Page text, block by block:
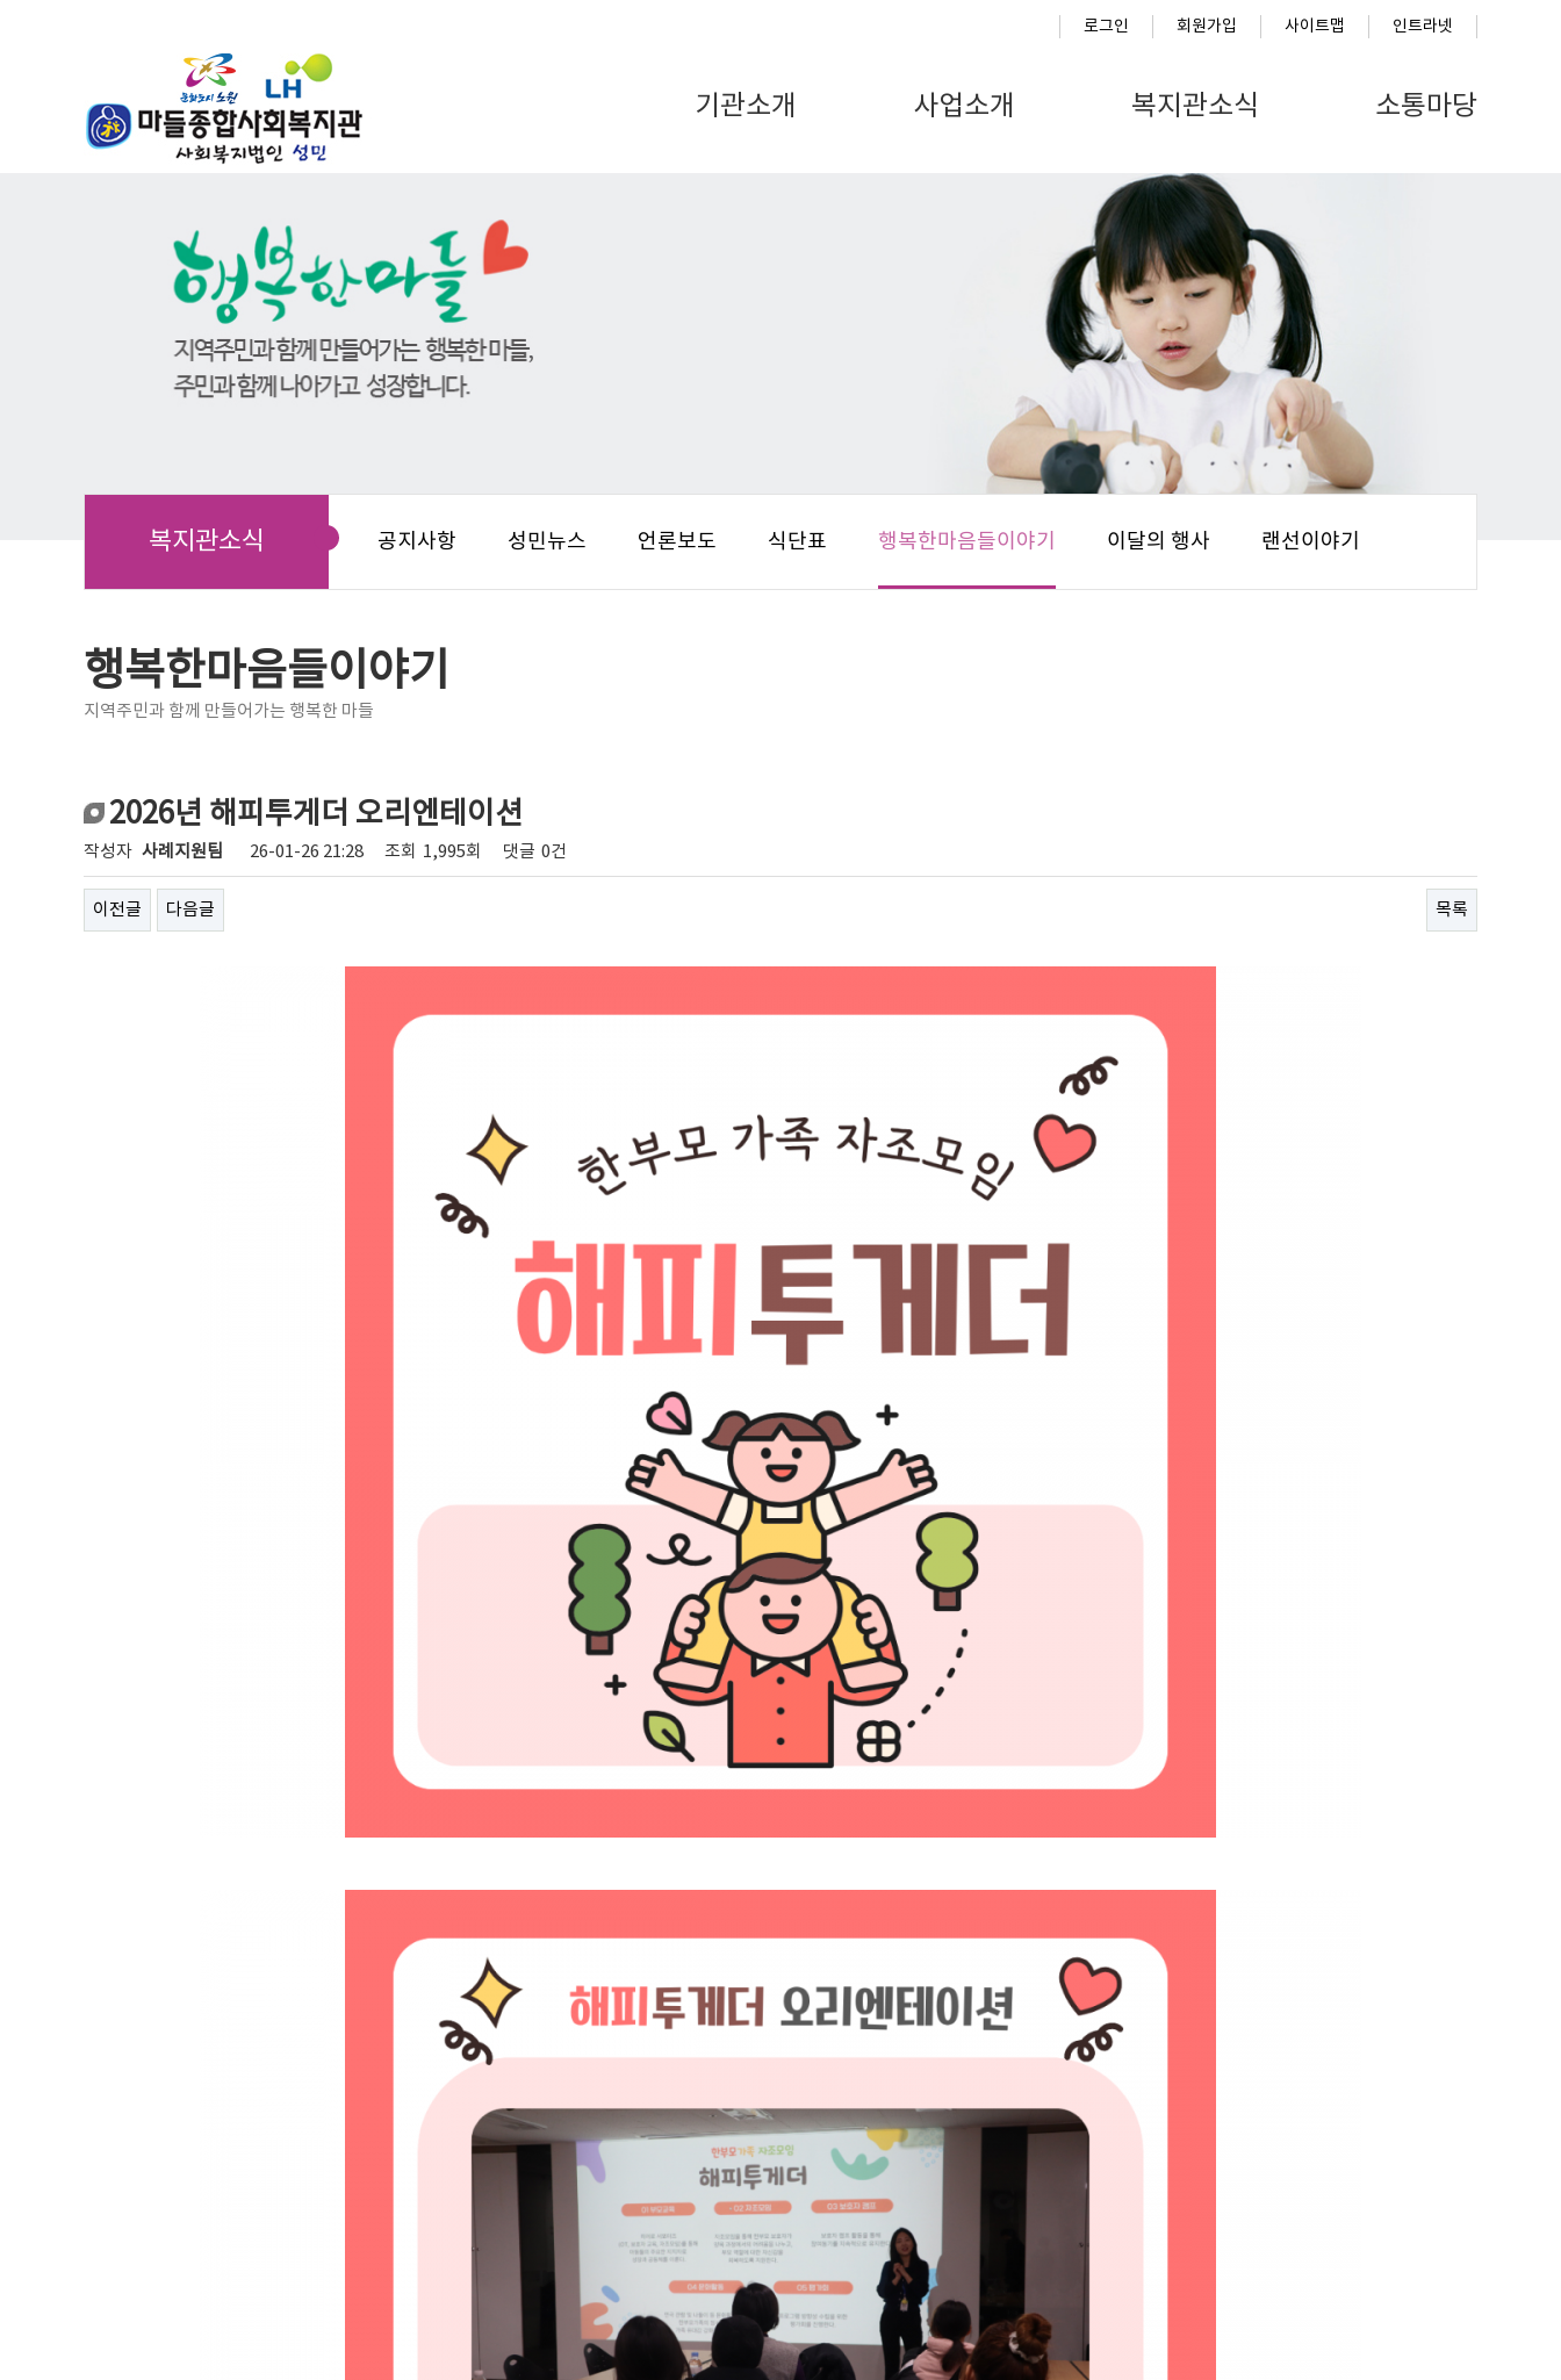
로그인 회원가입 사이트맵 인트라넷
기관소개 사업소개 복지관소식 소통마당
복지관소식 공지사항 성민뉴스 언론보도 식단표 행복한마음들이야기 이달의 행사 랜선이야기
행복한마음들이야기
지역주민과 함께 만들어가는 행복한 마들
2026년 해피투게더 오리엔테이션
작성자 사례지원팀 26-01-26 21:28 조회 1,995회 댓글 0건
이전글 다음글 목록